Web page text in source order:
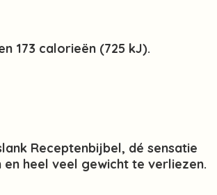
173 calorieën (725 kJ).
Receptenbijbel, dé sensatie
heel veel gewicht te verliezen.